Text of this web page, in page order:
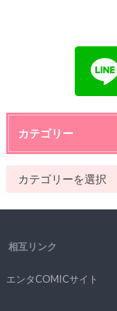
カテゴリー
相互リンク
エンタCOMICサイト